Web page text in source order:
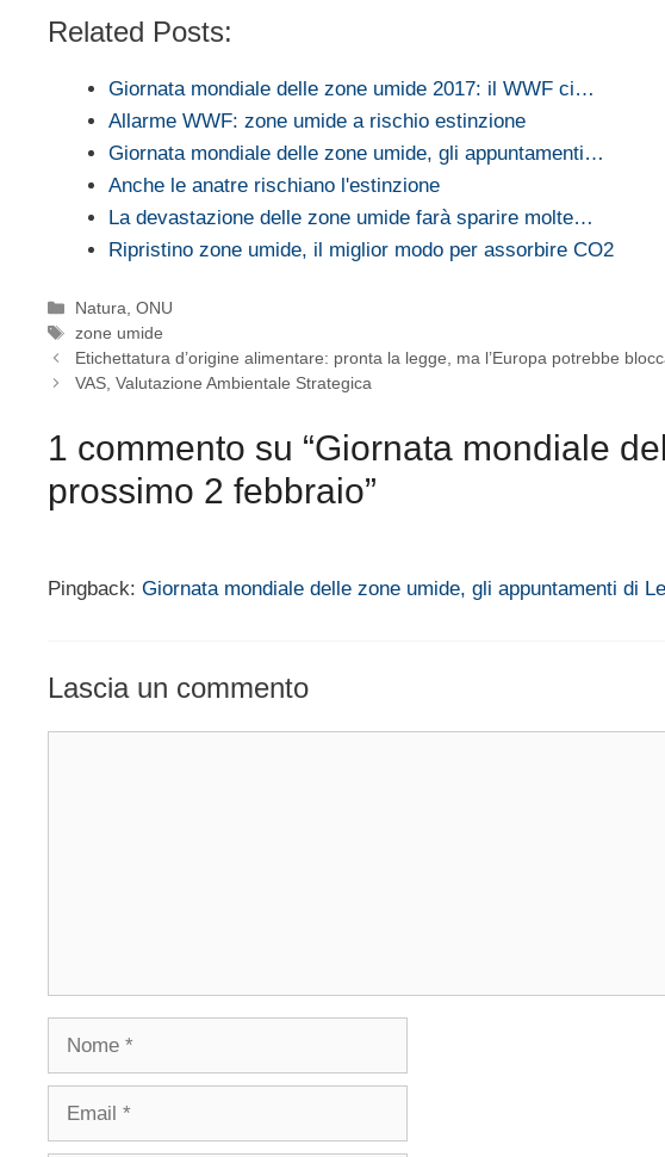
Related Posts:
Giornata mondiale delle zone umide 2017: il WWF ci…
Allarme WWF: zone umide a rischio estinzione
Giornata mondiale delle zone umide, gli appuntamenti…
Anche le anatre rischiano l'estinzione
La devastazione delle zone umide farà sparire molte…
Ripristino zone umide, il miglior modo per assorbire CO2
Categorie
Natura,ONU
Tag
zone umide
Etichettatura d’origine alimentare: pronta la legge, ma l’Europa potrebbe
VAS, Valutazione Ambientale Strategica
1 commento su “Giornata mondiale
prossimo 2 febbraio”
Pingback: Giornata mondiale delle zone umide, gli appuntamenti di
Lascia un commento
Nome
Email